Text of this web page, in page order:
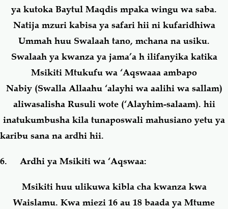
ya kutoka Baytul Maqdis mpaka wingu wa saba.
Natija mzuri kabisa ya safari hii ni kufaridhiwa
Ummah huu Swalaah tano, mchana na usiku.
Swalaah ya kwanza ya jama’a h ilifanyika katika
Msikiti Mtukufu wa ‘Aqswaaa ambapo
Nabiy (Swalla Allaahu ‘alayhi wa aalihi wa sallam)
aliwasalisha Rusuli wote (‘Alayhim-salaam). hii
inatukumbusha kila tunaposwali mahusiano yetu ya
karibu sana na ardhi hii.
6. Ardhi ya Msikiti wa ‘Aqswaa:
Msikiti huu ulikuwa kibla cha kwanza kwa
Waislamu. Kwa miezi 16 au 18 baada ya Mtume